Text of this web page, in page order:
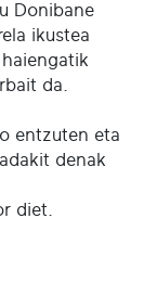
Donibane
ikustea
da.
entzuten eta
denak
diet.